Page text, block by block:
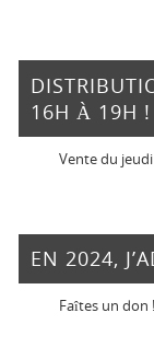
16H À 19H !
Vente du jeudi de
EN 2024,
Faîtes un don !